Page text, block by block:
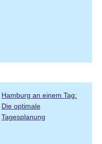
Hamburg an einem Tag:
Die optimale
Tagesplanung